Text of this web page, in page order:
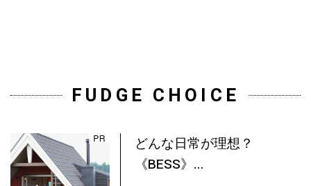
FUDGE CHOICE
どんな日常が理想？
《BESS》...